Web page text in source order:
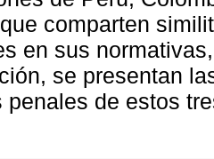
comparten
en sus
se presentan
penales de estos